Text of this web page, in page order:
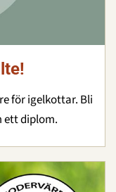
för igelkottar. Bli
ett diplom.